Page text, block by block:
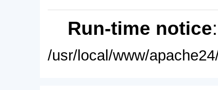
Run-time notice
/usr/local/www/